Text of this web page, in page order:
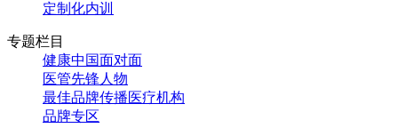
定制化内训
专题栏目
健康中国面对面
医管先锋人物
最佳品牌传播医疗机构
品牌专区